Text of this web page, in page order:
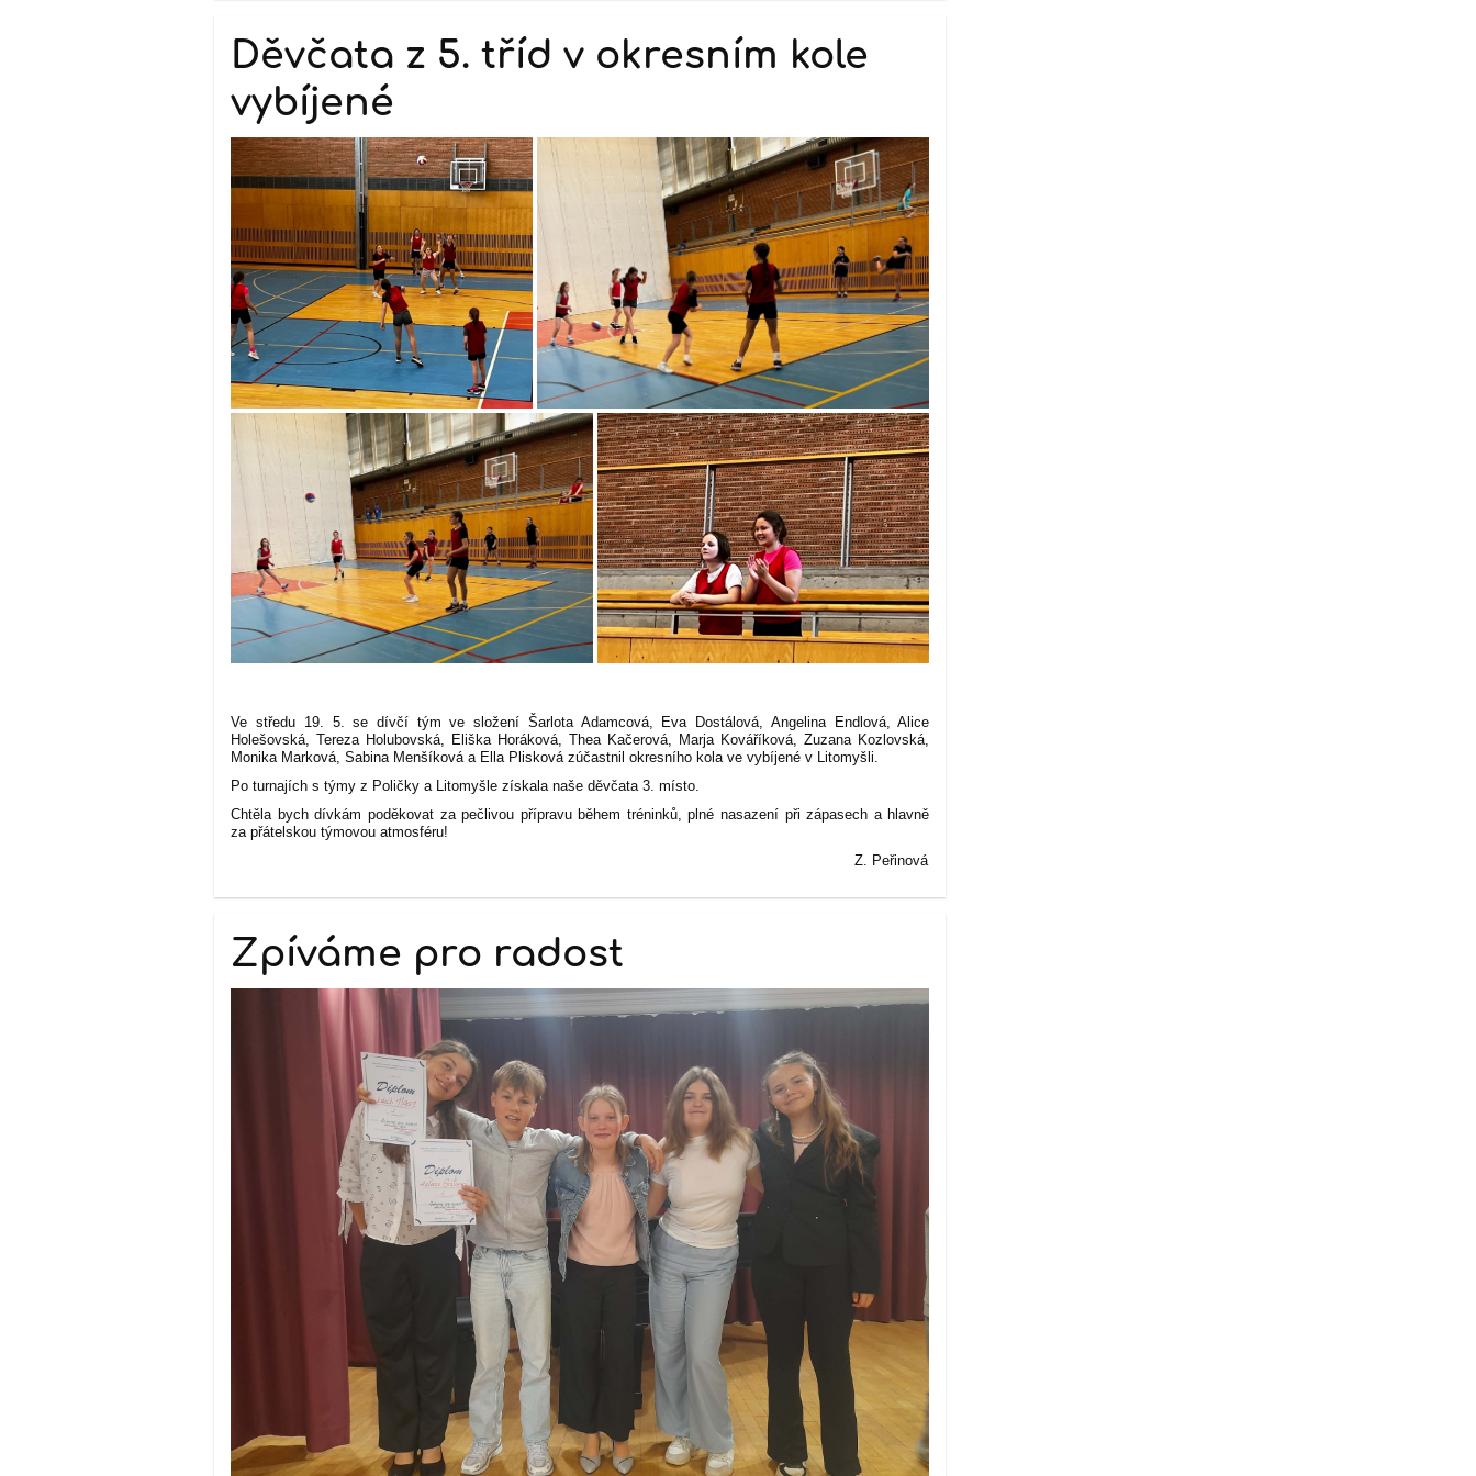
Děvčata z 5. tříd v okresním kole
vybíjené
Ve středu 19. 5. se dívčí tým ve složení Šarlota Adamcová, Eva Dostálová, Angelina Endlová, Alice
Holešovská, Tereza Holubovská, Eliška Horáková, Thea Kačerová, Marja Kováříková, Zuzana Kozlovská,
Monika Marková, Sabina Menšíková a Ella Plisková zúčastnil okresního kola ve vybíjené v Litomyšli.
Po turnajích s týmy z Poličky a Litomyšle získala naše děvčata 3. místo.
Chtěla bych dívkám poděkovat za pečlivou přípravu během tréninků, plné nasazení při zápasech a hlavně
za přátelskou týmovou atmosféru!
Z. Peřinová
Zpíváme pro radost